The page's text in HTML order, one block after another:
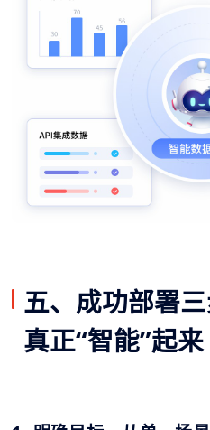
五、成功部署
真正“智能”起来